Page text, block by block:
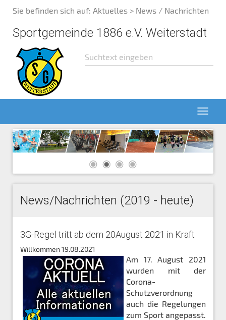
Sie befinden sich auf: Aktuelles > News / Nachrichten
Sportgemeinde 1886 e.V. Weiterstadt
News/Nachrichten (2019 - heute)
3G-Regel tritt ab dem 20August 2021 in Kraft
Willkommen 19.08.2021
Am 17. August 2021
wurden mit der
Corona-
Schutzverordnung
auch die Regelungen
zum Sport angepasst.